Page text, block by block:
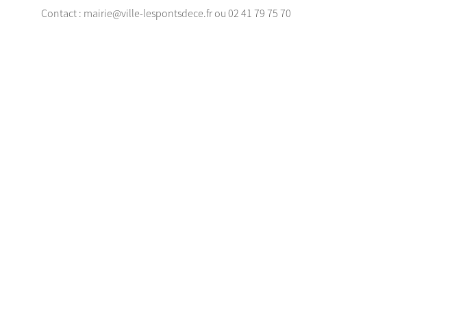
Contact : mairie@ville-lespontsdece.fr ou 02 41 79 75 70